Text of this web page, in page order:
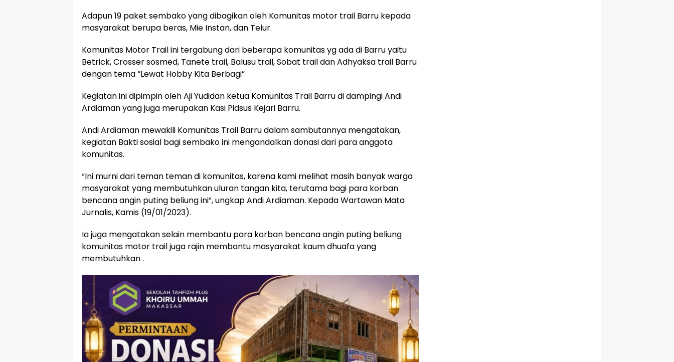
Adapun 19 paket sembako yang dibagikan oleh Komunitas motor trail Barru kepada
masyarakat berupa beras, Mie Instan, dan Telur.
Komunitas Motor Trail ini tergabung dari beberapa komunitas yg ada di Barru yaitu
Betrick, Crosser sosmed, Tanete trail, Balusu trail, Sobat trail dan Adhyaksa trail Barru
dengan tema “Lewat Hobby Kita Berbagi”
Kegiatan ini dipimpin oleh Aji Yudidan ketua Komunitas Trail Barru di dampingi Andi
Ardiaman yang juga merupakan Kasi Pidsus Kejari Barru.
Andi Ardiaman mewakili Komunitas Trail Barru dalam sambutannya mengatakan,
kegiatan Bakti sosial bagi sembako ini mengandalkan donasi dari para anggota
komunitas.
“Ini murni dari teman teman di komunitas, karena kami melihat masih banyak warga
masyarakat yang membutuhkan uluran tangan kita, terutama bagi para korban
bencana angin puting beliung ini”, ungkap Andi Ardiaman. Kepada Wartawan Mata
Jurnalis, Kamis (19/01/2023).
Ia juga mengatakan selain membantu para korban bencana angin puting beliung
komunitas motor trail juga rajin membantu masyarakat kaum dhuafa yang
membutuhkan .